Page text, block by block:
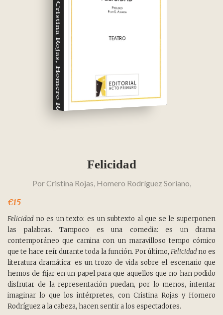
Cristina Rojas, Homero Rodríguez Soriano, Felicidad
PorCristina Rojas, Homero Rodríguez Soriano,
€15
Felicidad no es un texto: es un subtexto al que se le superponen
las palabras. Tampoco es una comedia: es un drama
contemporáneo que camina con un maravilloso tempo cómico
que te hace reír durante toda la función. Por último, Felicidadno es
literatura dramática: es un trozo de vida sobre el escenario que
hemos de fijar en un papel para que aquellos que no han podido
disfrutar de la representación puedan, por lo menos, intentar
imaginar lo que los intérpretes, con Cristina Rojas y Homero
Rodríguez a la cabeza, hacen sentir a los espectadores.